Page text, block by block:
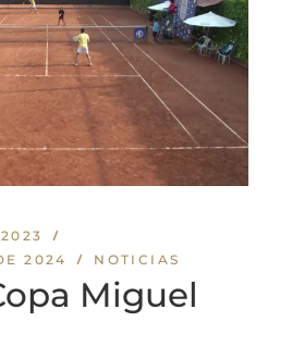
2024
NOTICIAS
Miguel